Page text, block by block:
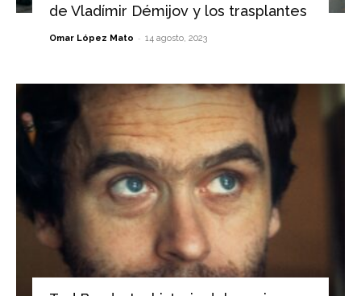
de Vladímir Démijov y los trasplantes
Omar López Mato - 14 agosto, 2023